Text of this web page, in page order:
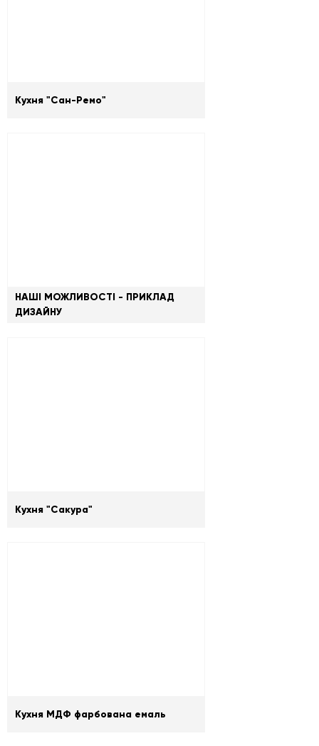
Кухня "Сан-Ремо"
НАШІ МОЖЛИВОСТІ - ПРИКЛАД
ДИЗАЙНУ
Кухня "Сакура"
Кухня МДФ фарбована емаль